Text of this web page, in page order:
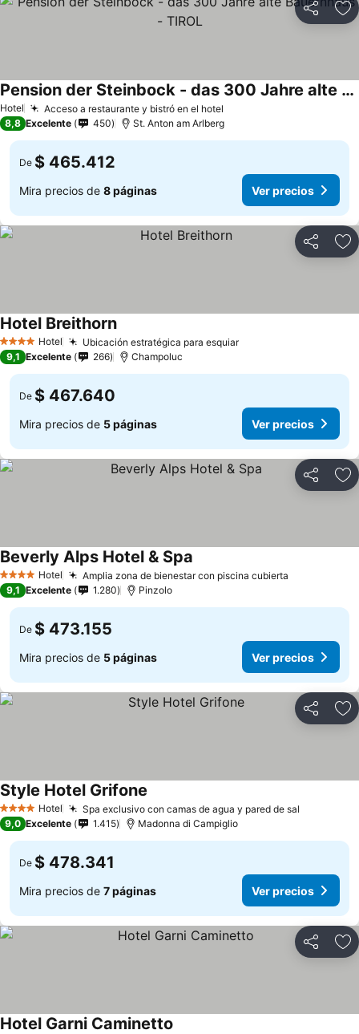
Compartir
Hotel Acceso a restaurante y bistró en el hotel
Pension der Steinbock - das 300 Jahre alte Bauernhaus - TIROL
8,8 Excelente 450 St. Anton am Arlberg
De $ 465.412
Mira precios de 8 páginas Ver precios
Compartir
4 EstrellasHotel Ubicación estratégica para esquiar
Hotel Breithorn
9,1 Excelente 266 Champoluc
De $ 467.640
Mira precios de 5 páginas Ver precios
Compartir
4 EstrellasHotel Amplia zona de bienestar con piscina cubierta
Beverly Alps Hotel & Spa
9,1 Excelente 1.280 Pinzolo
De $ 473.155
Mira precios de 5 páginas Ver precios
Compartir
4 EstrellasHotel Spa exclusivo con camas de agua y pared de sal
Style Hotel Grifone
9,0 Excelente 1.415 Madonna di Campiglio
De $ 478.341
Mira precios de 7 páginas Ver precios
Compartir
Hotel Garni Caminetto